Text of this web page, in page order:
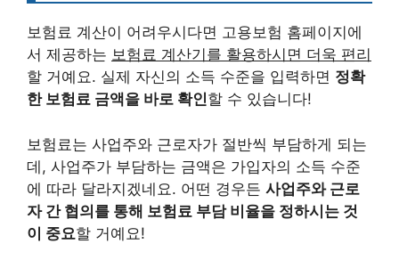
보험료 계산이 어려우시다면 고용보험 홈페이지에
서 제공하는 보험료 계산기를 활용하시면 더욱 편리
할 거예요. 실제 자신의 소득 수준을 입력하면 정확
한 보험료 금액을 바로 확인할 수 있습니다!
보험료는 사업주와 근로자가 절반씩 부담하게 되는
데, 사업주가 부담하는 금액은 가입자의 소득 수준
에 따라 달라지겠네요. 어떤 경우든 사업주와 근로
자 간 협의를 통해 보험료 부담 비율을 정하시는 것
이 중요할 거예요!